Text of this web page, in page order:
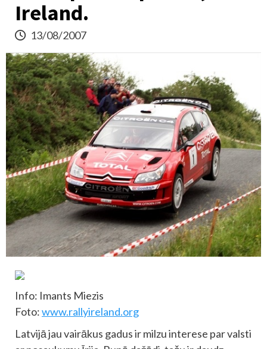
Ireland.
13/08/2007
Info: Imants Miezis
Foto:www.rallyireland.org
Latvijā jau vairākus gadus ir milzu interese par valsti